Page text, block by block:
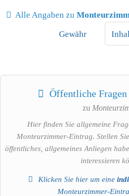
Alle Angaben zu
Gewähr
Öffentliche
zu
Hier finden Sie allgemeine
Monteurzimmer-Eintrag. Stellen
öffentliches, allgemeines Anliegen
interessieren
Klicken Sie hier um eine
Monteurzimmer-